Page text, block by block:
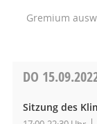
Gremium
DO
Sitzung des